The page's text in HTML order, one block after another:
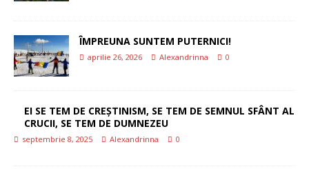
ÎMPREUNA SUNTEM PUTERNICI!
aprilie 26, 2026 Alexandrinna 0
EI SE TEM DE CREȘTINISM, SE TEM DE SEMNUL SFÂNT AL
CRUCII, SE TEM DE DUMNEZEU
septembrie 8, 2025 Alexandrinna 0